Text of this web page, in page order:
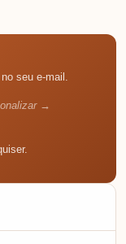
seu e-mail.
→